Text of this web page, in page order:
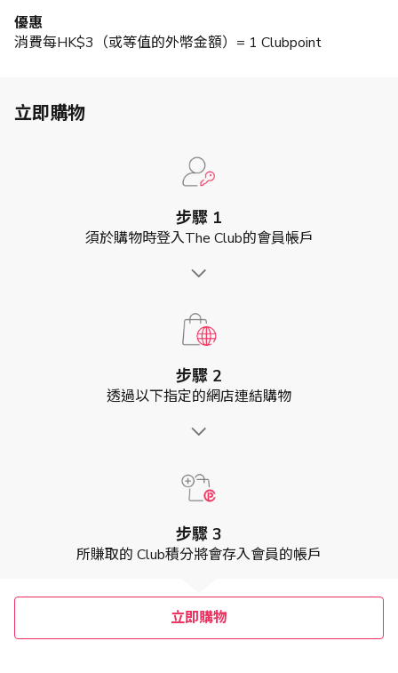
優惠
消費每HK$3（或等值的外幣金額）= 1 Clubpoint
立即購物
步驟 1
須於購物時登入The Club的會員帳戶
步驟 2
透過以下指定的網店連結購物
步驟 3
所賺取的 Club積分將會存入會員的帳戶
立即購物